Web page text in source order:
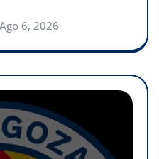
Ago 6, 2026